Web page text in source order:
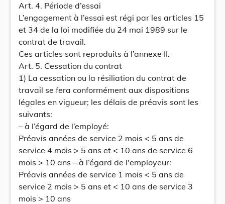
Art. 4. Période d’essai
L’engagement à l’essai est régi par les articles 15
et 34 de la loi modifiée du 24 mai 1989 sur le
contrat de travail.
Ces articles sont reproduits à l’annexe II.
Art. 5. Cessation du contrat
1) La cessation ou la résiliation du contrat de
travail se fera conformément aux dispositions
légales en vigueur; les délais de préavis sont les
suivants:
– à l’égard de l’employé:
Préavis années de service 2 mois < 5 ans de
service 4 mois > 5 ans et < 10 ans de service 6
mois > 10 ans – à l’égard de l'employeur:
Préavis années de service 1 mois < 5 ans de
service 2 mois > 5 ans et < 10 ans de service 3
mois > 10 ans